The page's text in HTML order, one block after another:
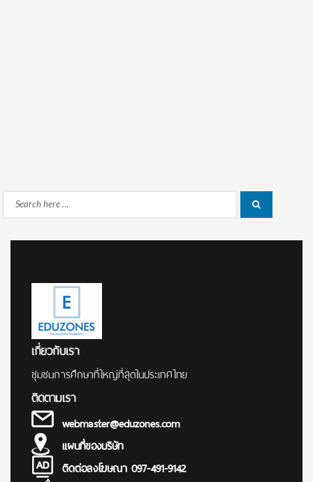
Search
เกี่ยวกับเรา
ชุมชนการศึกษาที่ใหญ่ที่สุดในประเทศไทย
ติดตามเรา
webmaster@eduzones.com
แผนที่ของบริษัท
ติดต่อลงโฆษณา 097-491-9142